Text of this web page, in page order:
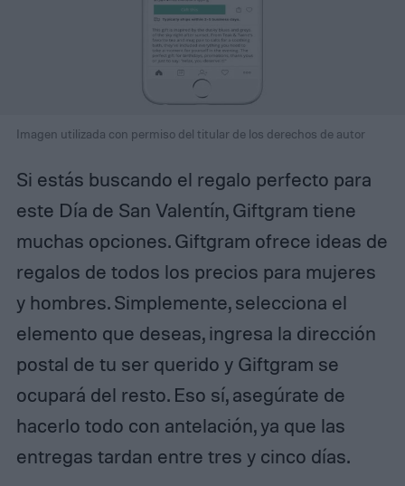
Imagen utilizada con permiso del titular de los derechos de autor
Si estás buscando el regalo perfecto para
este Día de San Valentín, Giftgram tiene
muchas opciones. Giftgram ofrece ideas de
regalos de todos los precios para mujeres
y hombres. Simplemente, selecciona el
elemento que deseas, ingresa la dirección
postal de tu ser querido y Giftgram se
ocupará del resto. Eso sí, asegúrate de
hacerlo todo con antelación, ya que las
entregas tardan entre tres y cinco días.